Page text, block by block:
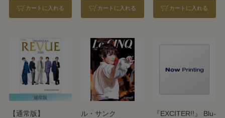
カートに入れる カートに入れる カートに入れる
【通常版】
ル・サンク
『EXCITER!!』 Blu-